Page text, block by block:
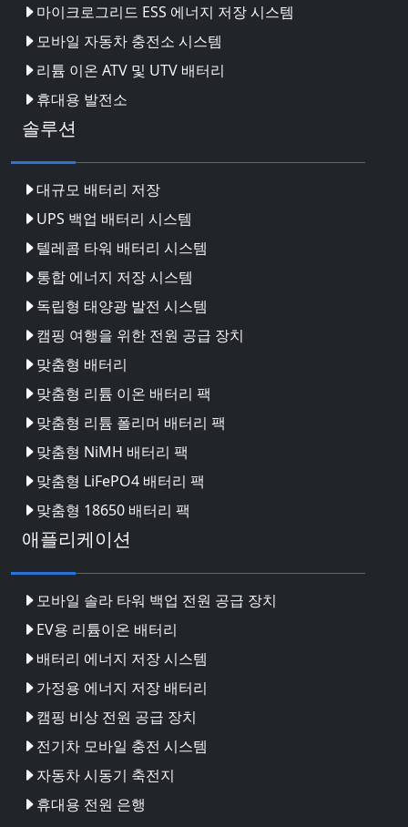
마이크로그리드 ESS 에너지 저장 시스템
모바일 자동차 충전소 시스템
리튬 이온 ATV 및 UTV 배터리
휴대용 발전소
솔루션
대규모 배터리 저장
UPS 백업 배터리 시스템
텔레콤 타워 배터리 시스템
통합 에너지 저장 시스템
독립형 태양광 발전 시스템
캠핑 여행을 위한 전원 공급 장치
맞춤형 배터리
맞춤형 리튬 이온 배터리 팩
맞춤형 리튬 폴리머 배터리 팩
맞춤형 NiMH 배터리 팩
맞춤형 LiFePO4 배터리 팩
맞춤형 18650 배터리 팩
애플리케이션
모바일 솔라 타워 백업 전원 공급 장치
EV용 리튬이온 배터리
배터리 에너지 저장 시스템
가정용 에너지 저장 배터리
캠핑 비상 전원 공급 장치
전기차 모바일 충전 시스템
자동차 시동기 축전지
휴대용 전원 은행